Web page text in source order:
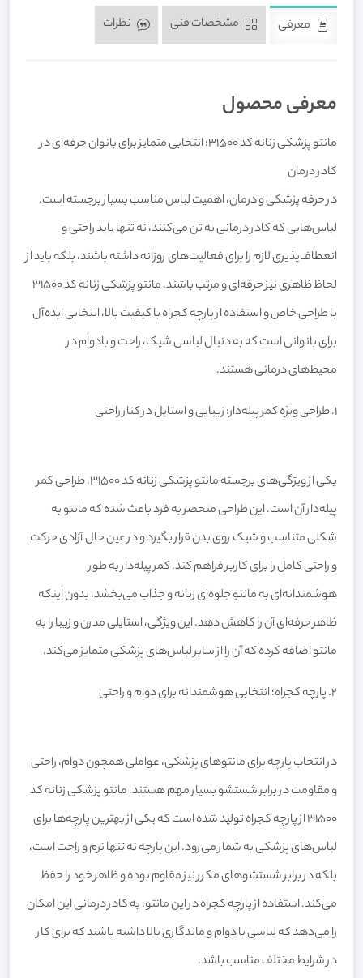
معرفی
معرفی محصول
مانتو پزشکی زنانه کد 31500: انتخابی متمایز برای بانوان حرفه‌ای در
کادر درمان
در حرفه پزشکی و درمان، اهمیت لباس مناسب بسیار برجسته است.
لباس‌هایی که کادر درمانی به تن می‌کنند، نه تنها باید راحتی و
انعطاف‌پذیری لازم را برای فعالیت‌های روزانه داشته باشند، بلکه باید از
لحاظ ظاهری نیز حرفه‌ای و مرتب باشند. مانتو پزشکی زنانه کد 31500
با طراحی خاص و استفاده از پارچه کجراه با کیفیت بالا، انتخابی ایده‌آل
برای بانوانی است که به دنبال لباسی شیک، راحت و بادوام در
محیط‌های درمانی هستند.
۱. طراحی ویژه کمر پیله‌دار: زیبایی و استایل در کنار راحتی
یکی از ویژگی‌های برجسته مانتو پزشکی زنانه کد 31500، طراحی کمر
پیله‌دار آن است. این طراحی منحصر به فرد باعث شده که مانتو به
شکلی متناسب و شیک روی بدن قرار بگیرد و در عین حال آزادی حرکت
و راحتی کامل را برای کاربر فراهم کند. کمر پیله‌دار به طور
هوشمندانه‌ای به مانتو جلوه‌ای زنانه و جذاب می‌بخشد، بدون اینکه
ظاهر حرفه‌ای آن را کاهش دهد. این ویژگی، استایلی مدرن و زیبا را به
مانتو اضافه کرده که آن را از سایر لباس‌های پزشکی متمایز می‌کند.
۲. پارچه کجراه؛ انتخابی هوشمندانه برای دوام و راحتی
در انتخاب پارچه برای مانتوهای پزشکی، عواملی همچون دوام، راحتی
و مقاومت در برابر شستشو بسیار مهم هستند. مانتو پزشکی زنانه کد
31500 از پارچه کجراه تولید شده است که یکی از بهترین پارچه‌ها برای
لباس‌های پزشکی به شمار می‌رود. این پارچه نه تنها نرم و راحت است،
بلکه در برابر شستشوهای مکرر نیز مقاوم بوده و ظاهر خود را حفظ
می‌کند. استفاده از پارچه کجراه در این مانتو، به کادر درمانی این امکان
را می‌دهد که لباسی با دوام و ماندگاری بالا داشته باشند که برای کار
در شرایط مختلف مناسب باشد.